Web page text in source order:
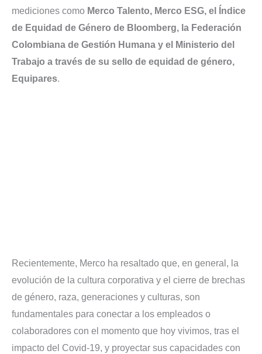
mediciones como Merco Talento, Merco ESG, el Índice
de Equidad de Género de Bloomberg, la Federación
Colombiana de Gestión Humana y el Ministerio del
Trabajo a través de su sello de equidad de género,
Equipares.
Recientemente, Merco ha resaltado que, en general, la
evolución de la cultura corporativa y el cierre de brechas
de género, raza, generaciones y culturas, son
fundamentales para conectar a los empleados o
colaboradores con el momento que hoy vivimos, tras el
impacto del Covid-19, y proyectar sus capacidades con